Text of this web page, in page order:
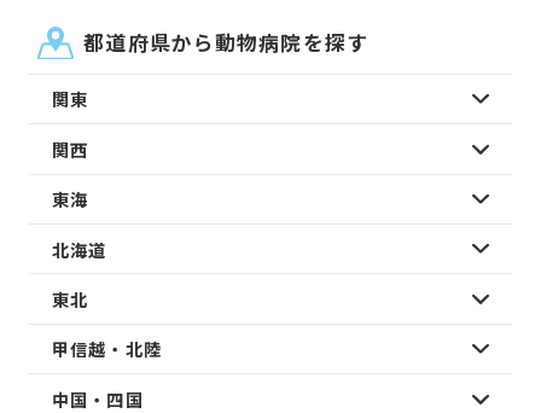
都道府県から動物病院を探す
関東
関西
東海
北海道
東北
甲信越・北陸
中国・四国